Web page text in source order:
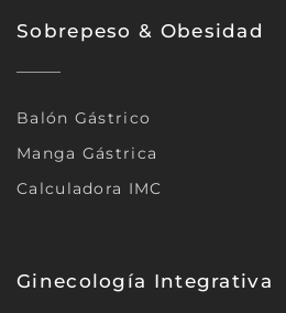
Sobrepeso & Obesidad
Balón Gástrico
Manga Gástrica
Calculadora IMC
Ginecología Integrativa